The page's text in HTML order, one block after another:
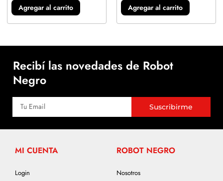
Agregar al carrito Agregar al carrito
Recibí las novedades de Robot
Negro
Suscribirme
MI CUENTA
Login
ROBOT NEGRO
Nosotros